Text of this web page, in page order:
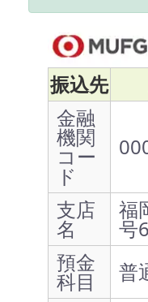
振込先
金融
機関
コー
ド
支店
名
福
号
預金
科目
普